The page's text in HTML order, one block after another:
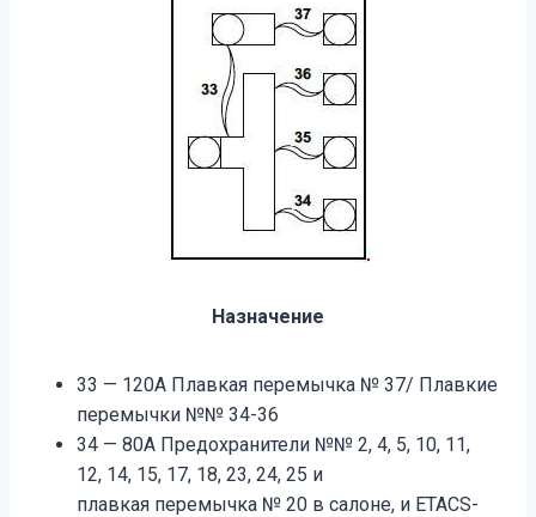
Назначение
33 — 120А Плавкая перемычка № 37/ Плавкие
перемычки №№ 34-36
34 — 80А Предохранители №№ 2, 4, 5, 10, 11,
12, 14, 15, 17, 18, 23, 24, 25 и
плавкая перемычка № 20 в салоне, и ETACS-